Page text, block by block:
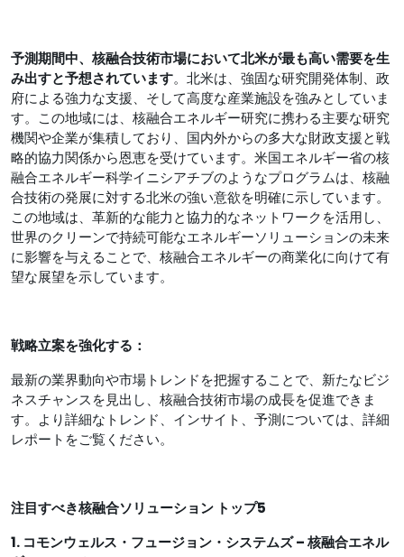
予測期間中、核融合技術市場において北米が最も高い需要を生
み出すと予想されています。北米は、強固な研究開発体制、政
府による強力な支援、そして高度な産業施設を強みとしていま
す。この地域には、核融合エネルギー研究に携わる主要な研究
機関や企業が集積しており、国内外からの多大な財政支援と戦
略的協力関係から恩恵を受けています。米国エネルギー省の核
融合エネルギー科学イニシアチブのようなプログラムは、核融
合技術の発展に対する北米の強い意欲を明確に示しています。
この地域は、革新的な能力と協力的なネットワークを活用し、
世界のクリーンで持続可能なエネルギーソリューションの未来
に影響を与えることで、核融合エネルギーの商業化に向けて有
望な展望を示しています。
戦略立案を強化する：
最新の業界動向や市場トレンドを把握することで、新たなビジ
ネスチャンスを見出し、核融合技術市場の成長を促進できま
す。より詳細なトレンド、インサイト、予測については、詳細
レポートをご覧ください。
注目すべき核融合ソリューション トップ5
1. コモンウェルス・フュージョン・システムズ – 核融合エネル